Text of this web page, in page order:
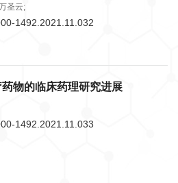
圣云;
1492.2021.11.032
物的临床药理研究进展
1492.2021.11.033